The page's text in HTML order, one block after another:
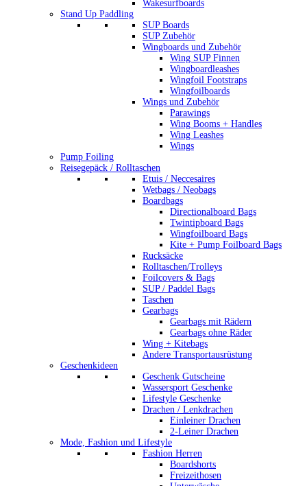
Wakesurfboards
Stand Up Paddling
SUP Boards
SUP Zubehör
Wingboards und Zubehör
Wing SUP Finnen
Wingboardleashes
Wingfoil Footstraps
Wingfoilboards
Wings und Zubehör
Parawings
Wing Booms + Handles
Wing Leashes
Wings
Pump Foiling
Reisegepäck / Rolltaschen
Etuis / Neccesaires
Wetbags / Neobags
Boardbags
Directionalboard Bags
Twintipboard Bags
Wingfoilboard Bags
Kite + Pump Foilboard Bags
Rucksäcke
Rolltaschen/Trolleys
Foilcovers & Bags
SUP / Paddel Bags
Taschen
Gearbags
Gearbags mit Rädern
Gearbags ohne Räder
Wing + Kitebags
Andere Transportausrüstung
Geschenkideen
Geschenk Gutscheine
Wassersport Geschenke
Lifestyle Geschenke
Drachen / Lenkdrachen
Einleiner Drachen
2-Leiner Drachen
Mode, Fashion und Lifestyle
Fashion Herren
Boardshorts
Freizeithosen